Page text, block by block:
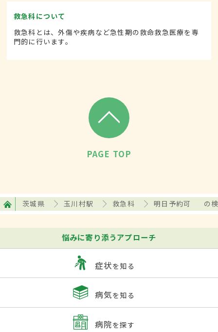
救急科について
救急科とは、外傷や疾病など急性期の救命救急医療を専
門的に行います。
PAGE TOP
茨城県 玉川村駅 救急科 明日予約可 の
悩みに寄り添うアプローチ
症状を知る
病気を知る
病院を探す